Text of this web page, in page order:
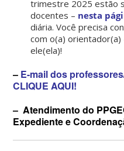
trimestre 2025 estão
docentes – nesta
diária. Você precisa
com o(a) orientador(a)
ele(ela)!
– E-mail dos
CLIQUE AQUI!
– Atendimento do
Expediente e